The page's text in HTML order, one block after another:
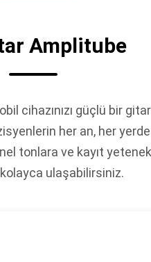
Amplitube
cihazınızı güçlü bir
her an, her
tonlara ve kayıt
ulaşabilirsiniz.